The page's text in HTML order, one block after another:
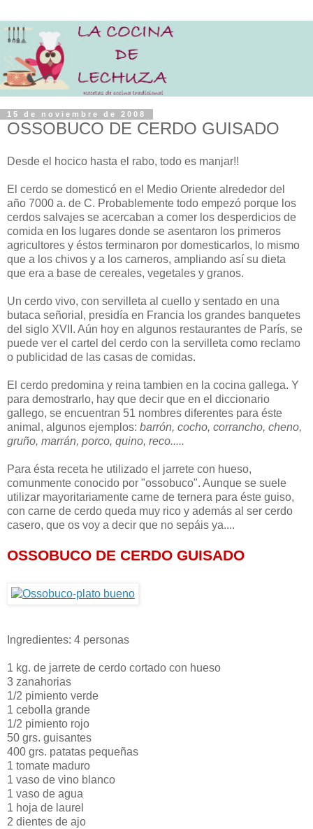
15 de noviembre de 2008
OSSOBUCO DE CERDO GUISADO
Desde el hocico hasta el rabo, todo es manjar!!
El cerdo se domesticó en el Medio Oriente alrededor del
año 7000 a. de C. Probablemente todo empezó porque los
cerdos salvajes se acercaban a comer los desperdicios de
comida en los lugares donde se asentaron los primeros
agricultores y éstos terminaron por domesticarlos, lo mismo
que a los chivos y a los carneros, ampliando así su dieta
que era a base de cereales, vegetales y granos.
Un cerdo vivo, con servilleta al cuello y sentado en una
butaca señorial, presidía en Francia los grandes banquetes
del siglo XVII. Aún hoy en algunos restaurantes de París, se
puede ver el cartel del cerdo con la servilleta como reclamo
o publicidad de las casas de comidas.
El cerdo predomina y reina tambien en la cocina gallega. Y
para demostrarlo, hay que decir que en el diccionario
gallego, se encuentran 51 nombres diferentes para éste
animal, algunos ejemplos: barrón, cocho, corrancho, cheno,
gruño, marrán, porco, quino, reco.....
Para ésta receta he utilizado el jarrete con hueso,
comunmente conocido por "ossobuco". Aunque se suele
utilizar mayoritariamente carne de ternera para éste guiso,
con carne de cerdo queda muy rico y además al ser cerdo
casero, que os voy a decir que no sepáis ya....
OSSOBUCO DE CERDO GUISADO
Ingredientes: 4 personas
1 kg. de jarrete de cerdo cortado con hueso
3 zanahorias
1/2 pimiento verde
1 cebolla grande
1/2 pimiento rojo
50 grs. guisantes
400 grs. patatas pequeñas
1 tomate maduro
1 vaso de vino blanco
1 vaso de agua
1 hoja de laurel
2 dientes de ajo